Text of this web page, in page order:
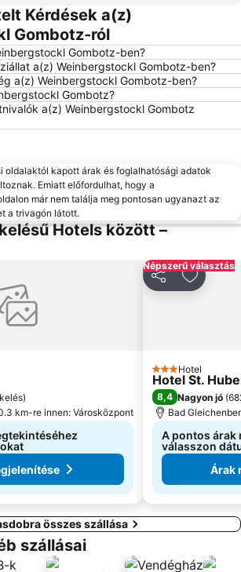
Parktherme
Shopping City Seiersberg
Avtobusna postaja Maribor
Radvanje
Bukovniško jezero
Landhaus
Dom Graz
Insel in der Mur
Kérdések a(z)
Gombotz-ról
Gombotz-ben?
a(z) Weinbergstockl Gombotz-ben?
a(z) Weinbergstockl Gombotz-ben?
Gombotz?
a(z) Weinbergstockl Gombotz
oldalaktól kapott árak és foglalhatósági adatok
Emiatt előfordulhat, hogy a
már nem találja meg pontosan ugyanazt az
a trivagón látott.
Hotels között –
kedvencekhez
)
km-re innen: Városközpont
Népszerű választás
Megosztás
3 Kategória
Hotel
Hotel St.
8,4 Nagyon jó (
Bad
A pontos árak
válasszon
Árak
összes szállása
szállásai